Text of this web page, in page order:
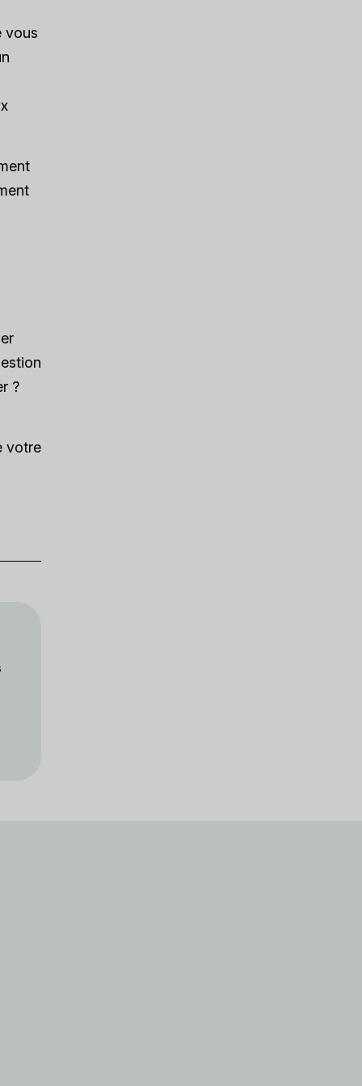
vous
?
votre